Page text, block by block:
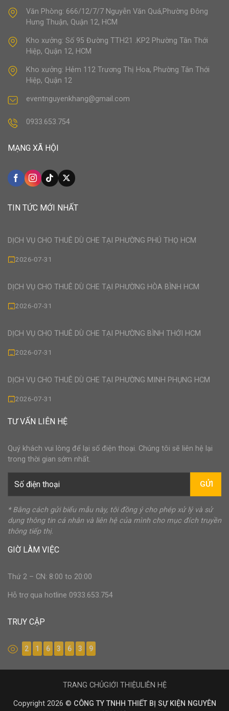
Văn Phòng: 666/12/7/7 Nguyễn Văn Quá,Phường Đông
Hưng Thuận, Quận 12, HCM
Kho xưởng: Số 95 Đường TTH21 .KP2 Phường Tân Thới
Hiệp, Quận 12, HCM
Kho xưởng: Hẻm 112 Trương Thị Hoa, Phường Tân Thới
Hiệp, Quận 12
eventnguyenkhang@gmail.com
0933.653.754
MẠNG XÃ HỘI
TIN TỨC MỚI NHẤT
DỊCH VỤ CHO THUÊ DÙ CHE TẠI PHƯỜNG PHÚ THỌ HCM
2026-07-31
DỊCH VỤ CHO THUÊ DÙ CHE TẠI PHƯỜNG HÒA BÌNH HCM
2026-07-31
DỊCH VỤ CHO THUÊ DÙ CHE TẠI PHƯỜNG BÌNH THỚI HCM
2026-07-31
DỊCH VỤ CHO THUÊ DÙ CHE TẠI PHƯỜNG MINH PHỤNG HCM
2026-07-31
TƯ VẤN LIÊN HỆ
Quý khách vui lòng để lại số điện thoại. Chúng tôi sẽ liên hệ lại
trong thời gian sớm nhất.
GỬI
* Bằng cách gửi biểu mẫu này, tôi đồng ý cho phép xử lý và sử
dụng thông tin cá nhân và liên hệ của mình cho mục đích truyền
thông tiếp thị.
GIỜ LÀM VIỆC
Thứ 2 – CN: 8:00 to 20:00
Hỗ trợ qua hotline 0933.653.754
TRUY CẬP
2 1 6 3 6 3 9
Copyright 2026 © CÔNG TY TNHH THIẾT BỊ SỰ KIỆN NGUYÊN
TRANG CHỦGIỚI THIỆULIÊN HỆ